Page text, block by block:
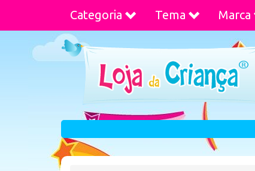
Categoria Tema Marca